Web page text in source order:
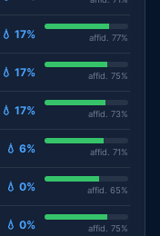
💧 17% affid. 77%
💧 17% affid. 75%
💧 17% affid. 73%
💧 6% affid. 71%
💧 0% affid. 65%
💧 0% affid. 75%